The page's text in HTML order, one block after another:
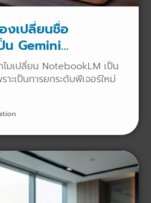
งเปลี่ยนชื่อ
น Gemini
ไมเปลี่ยน NotebookLM เป็น
ะเป็นการยกระดับฟีเจอร์ใหม่